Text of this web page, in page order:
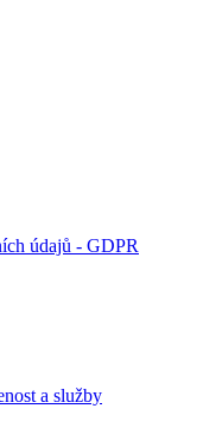
údajů - GDPR
a služby